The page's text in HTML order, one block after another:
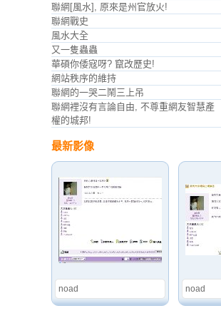
聯網[風水], 原來是州官放火!
聯網戰史
風水大全
又一隻蟲蟲
華碩你倭寇呀? 竄改歷史!
網站秩序的維持
聯網的一哭二鬧三上吊
聯網裡沒有言論自由, 不尊重網友智慧產
權的城邦!
最新影像
noad noad